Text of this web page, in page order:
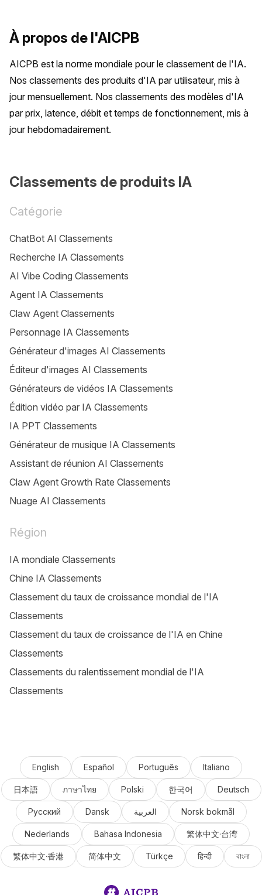
À propos de l'AICPB
AICPB est la norme mondiale pour le classement de l'IA.
Nos classements des produits d'IA par utilisateur, mis à
jour mensuellement. Nos classements des modèles d'IA
par prix, latence, débit et temps de fonctionnement, mis à
jour hebdomadairement.
Classements de produits IA
Catégorie
ChatBot AI Classements
Recherche IA Classements
AI Vibe Coding Classements
Agent IA Classements
Claw Agent Classements
Personnage IA Classements
Générateur d'images AI Classements
Éditeur d'images AI Classements
Générateurs de vidéos IA Classements
Édition vidéo par IA Classements
IA PPT Classements
Générateur de musique IA Classements
Assistant de réunion AI Classements
Claw Agent Growth Rate Classements
Nuage AI Classements
Région
IA mondiale Classements
Chine IA Classements
Classement du taux de croissance mondial de l'IA
Classements
Classement du taux de croissance de l'IA en Chine
Classements
Classements du ralentissement mondial de l'IA
Classements
English Español Português Italiano
日本語 ภาษาไทย Polski 한국어 Deutsch
Русский Dansk العربية Norsk bokmål
Nederlands Bahasa Indonesia 繁体中文·台湾
繁体中文·香港 简体中文 Türkçe हिन्दी বাংলা